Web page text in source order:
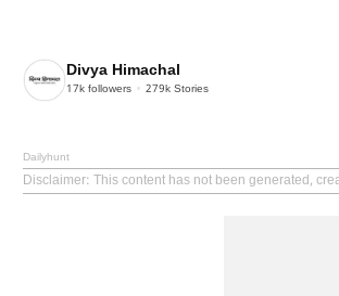
Divya Himachal
17k followers 279k Stories
Dailyhunt
Disclaimer: This content has not been generated,